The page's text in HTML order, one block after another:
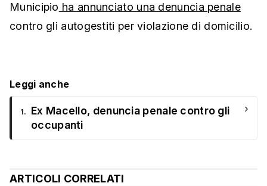
Municipio ha annunciato una denuncia penale
contro gli autogestiti per violazione di domicilio.
Leggi anche
1.
Ex Macello, denuncia penale contro gli
occupanti
›
ARTICOLI CORRELATI